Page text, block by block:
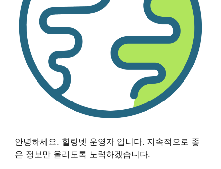
안녕하세요. 힐링넷 운영자 입니다. 지속적으로 좋
은 정보만 올리도록 노력하겠습니다.